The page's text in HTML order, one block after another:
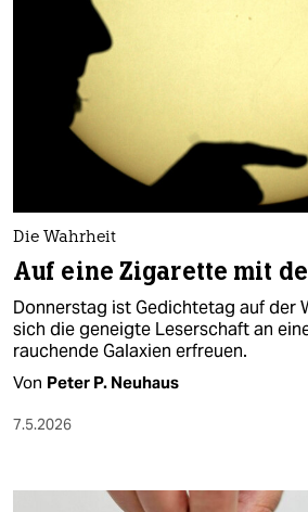
wahrheit
veranstaltungen
shop
fragen & hilfe
unterstützen
epaper login
Die Wahrheit
Auf eine Zigarette mit
Donnerstag ist Gedichtetag auf der
sich die geneigte Leserschaft an
rauchende Galaxien erfreuen.
Von Peter P. Neuhaus
7.5.2026